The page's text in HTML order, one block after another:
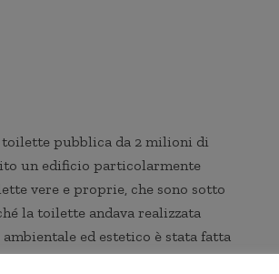
pubblica da 2 milioni di
un edificio particolarmente
vere e proprie, che sono sotto
la toilette andava realizzata
ed estetico è stata fatta
un edicifio